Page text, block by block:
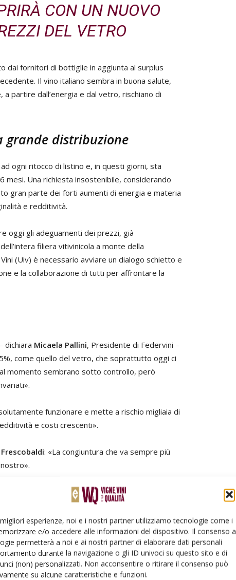
esperienze, noi e i nostri partner utilizziamo tecnologie come i
e/o accedere alle informazioni del dispositivo. Il consenso a
permetterà a noi e ai nostri partner di elaborare dati personali
durante la navigazione o gli ID univoci su questo sito e di
(non) personalizzati. Non acconsentire o ritirare il consenso può
su alcune caratteristiche e funzioni.
CON UN NUOVO
DEL VETRO
dai fornitori di bottiglie in aggiunta al surplus
Il vino italiano sembra in buona salute,
partire dall’energia e dal vetro, rischiano di
grande distribuzione
ogni ritocco di listino e, in questi giorni, sta
Una richiesta insostenibile, considerando
gran parte dei forti aumenti di energia e materia
e redditività.
oggi gli adeguamenti dei prezzi, già
filiera vitivinicola a monte della
(Uiv) è necessario avviare un dialogo schietto e
e la collaborazione di tutti per affrontare la
dichiara Micaela Pallini, Presidente di Federvini –
come quello del vetro, che soprattutto oggi ci
momento sembrano sotto controllo, però
funzionare e mette a rischio migliaia di
e costi crescenti».
: «La congiuntura che va sempre più
alla produzione, un minor potere di acquisto
la grande distribuzione e l’industria del vetro -
importante potersi concentrare tutti assieme